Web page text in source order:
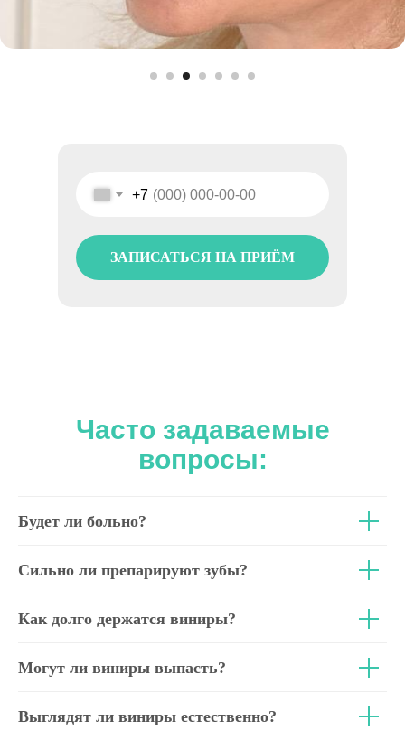
+7
ЗАПИСАТЬСЯ НА ПРИЁМ
Часто задаваемые
вопросы:
Будет ли больно?
Сильно ли препарируют зубы?
Как долго держатся виниры?
Могут ли виниры выпасть?
Выглядят ли виниры естественно?